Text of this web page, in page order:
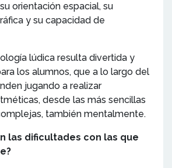
orientación espacial, su
y su capacidad de
lúdica resulta divertida y
los alumnos, que a lo largo del
jugando a realizar
desde las más sencillas
también mentalmente.
las dificultades con las que